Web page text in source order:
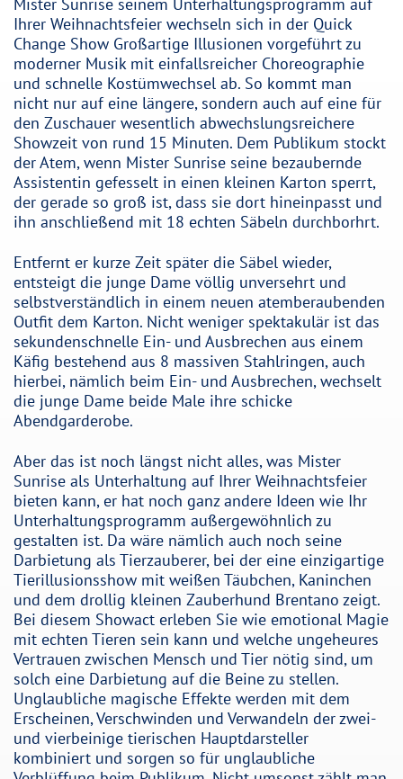
Mister Sunrise seinem Unterhaltungsprogramm auf
Ihrer Weihnachtsfeier wechseln sich in der Quick
Change Show Großartige Illusionen vorgeführt zu
moderner Musik mit einfallsreicher Choreographie
und schnelle Kostümwechsel ab. So kommt man
nicht nur auf eine längere, sondern auch auf eine für
den Zuschauer wesentlich abwechslungsreichere
Showzeit von rund 15 Minuten. Dem Publikum stockt
der Atem, wenn Mister Sunrise seine bezaubernde
Assistentin gefesselt in einen kleinen Karton sperrt,
der gerade so groß ist, dass sie dort hineinpasst und
ihn anschließend mit 18 echten Säbeln durchborhrt.
Entfernt er kurze Zeit später die Säbel wieder,
entsteigt die junge Dame völlig unversehrt und
selbstverständlich in einem neuen atemberaubenden
Outfit dem Karton. Nicht weniger spektakulär ist das
sekundenschnelle Ein- und Ausbrechen aus einem
Käfig bestehend aus 8 massiven Stahlringen, auch
hierbei, nämlich beim Ein- und Ausbrechen, wechselt
die junge Dame beide Male ihre schicke
Abendgarderobe.
Aber das ist noch längst nicht alles, was Mister
Sunrise als Unterhaltung auf Ihrer Weihnachtsfeier
bieten kann, er hat noch ganz andere Ideen wie Ihr
Unterhaltungsprogramm außergewöhnlich zu
gestalten ist. Da wäre nämlich auch noch seine
Darbietung als Tierzauberer, bei der eine einzigartige
Tierillusionsshow mit weißen Täubchen, Kaninchen
und dem drollig kleinen Zauberhund Brentano zeigt.
Bei diesem Showact erleben Sie wie emotional Magie
mit echten Tieren sein kann und welche ungeheures
Vertrauen zwischen Mensch und Tier nötig sind, um
solch eine Darbietung auf die Beine zu stellen.
Unglaubliche magische Effekte werden mit dem
Erscheinen, Verschwinden und Verwandeln der zwei-
und vierbeinige tierischen Hauptdarsteller
kombiniert und sorgen so für unglaubliche